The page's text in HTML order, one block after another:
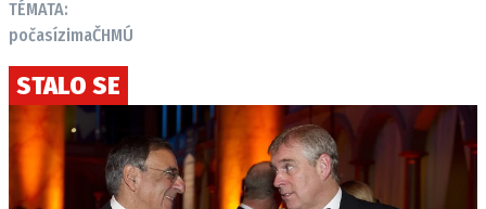
TÉMATA:
počasízimaČHMÚ
STALO SE